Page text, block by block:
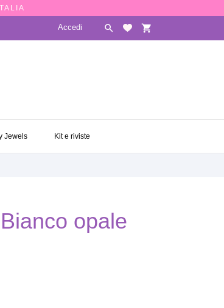
Accedi  shopping_cart
Jewels Kit e riviste
opale